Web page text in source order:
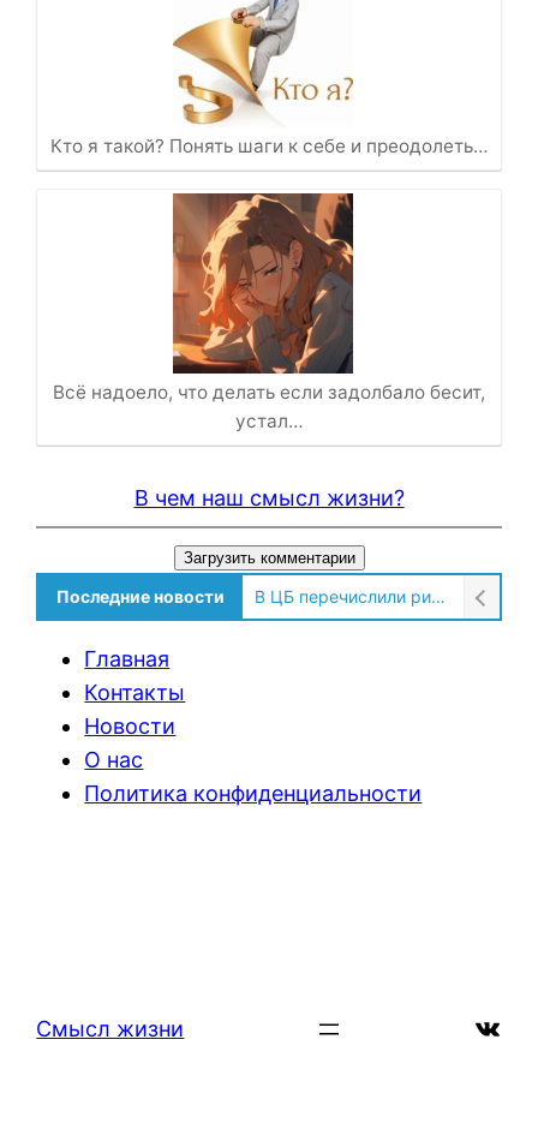
Кто я такой? Понять шаги к себе и преодолеть…
Всё надоело, что делать если задолбало бесит,
устал…
В чем наш смысл жизни?
Загрузить комментарии
Последние новости
Россиянам назвали регионы страны для лучшего наблюдения за северным сиянием
Главная
Контакты
Новости
О нас
Политика конфиденциальности
Смысл жизни